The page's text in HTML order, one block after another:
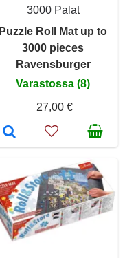
3000 Palat
Puzzle Roll Mat up to
3000 pieces
Ravensburger
Varastossa (8)
27,00 €